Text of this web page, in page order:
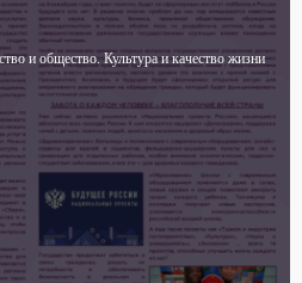
и общество. Культура и качество жизни